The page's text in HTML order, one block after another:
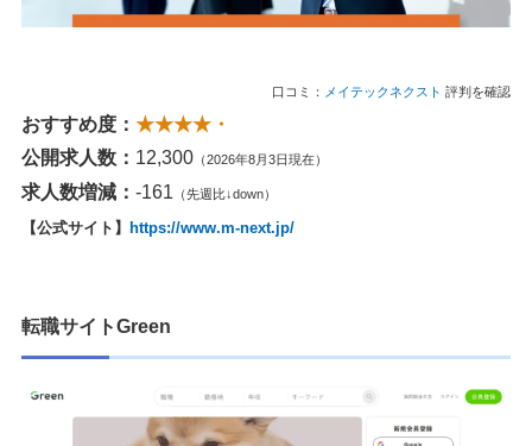
口コミ： メイテックネクスト 評判を確認
おすすめ度： ★★★★・
公開求人数： 12,300 （2026年8月3日現在）
求人数増減： -161 （先週比↓down）
【公式サイト】 https://www.m-next.jp/
転職サイトGreen